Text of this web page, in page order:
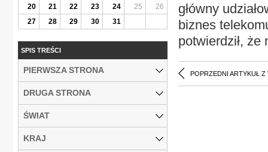
główny
biznes
potwierdził, że
POPRZEDNI ARTYKUŁ Z
20
21 22 23 24 25
26
27
28 29 30 31
SPIS TREŚCI
PIERWSZA STRONA
DRUGA STRONA
ŚWIAT
KRAJ